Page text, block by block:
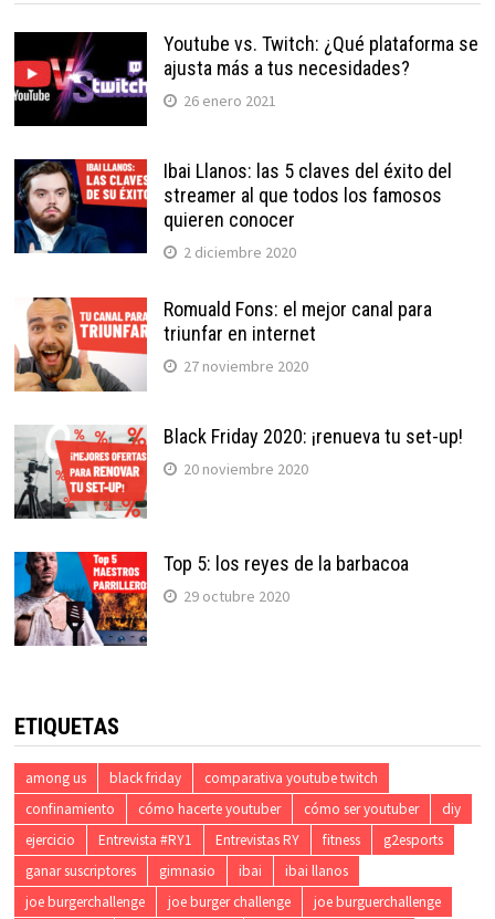
Youtube vs. Twitch: ¿Qué plataforma se
ajusta más a tus necesidades?
26 enero 2021
Ibai Llanos: las 5 claves del éxito del
streamer al que todos los famosos
quieren conocer
2 diciembre 2020
Romuald Fons: el mejor canal para
triunfar en internet
27 noviembre 2020
Black Friday 2020: ¡renueva tu set-up!
20 noviembre 2020
Top 5: los reyes de la barbacoa
29 octubre 2020
ETIQUETAS
among us black friday
comparativa youtube twitch
confinamiento
cómo hacerte youtuber cómo ser youtuber
diy
ejercicio
Entrevista #RY1 Entrevistas RY fitness
g2esports
ganar suscriptores
gimnasio ibai
ibai llanos
joe burgerchallenge
joe burger challenge
joe burguerchallenge